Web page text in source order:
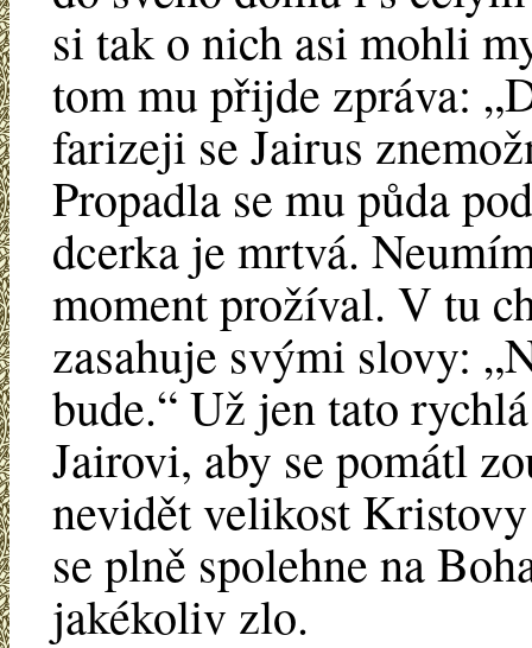
si tak o nich asi mohli
tom mu přijde zpráva:
farizeji se Jairus
Propadla se mu půda
dcerka je mrtvá.
moment prožíval. V tu
zasahuje svými slovy:
bude.“ Už jen tato
Jairovi, aby se pomátl
nevidět velikost
se plně spolehne na
jakékoliv zlo.